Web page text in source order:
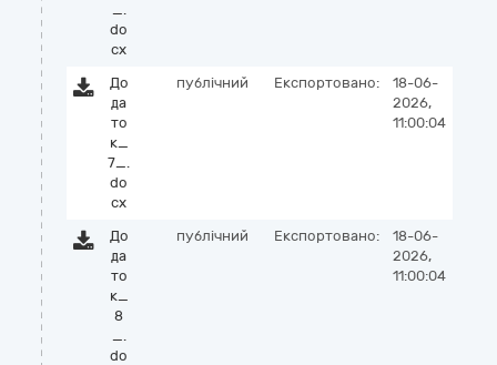
_.
do
cx
До
да
то
к_
7_.
do
cx
публічний Експортовано:
18-06-
2026,
11:00:04
До
да
то
к_
8
_.
do
публічний Експортовано:
18-06-
2026,
11:00:04